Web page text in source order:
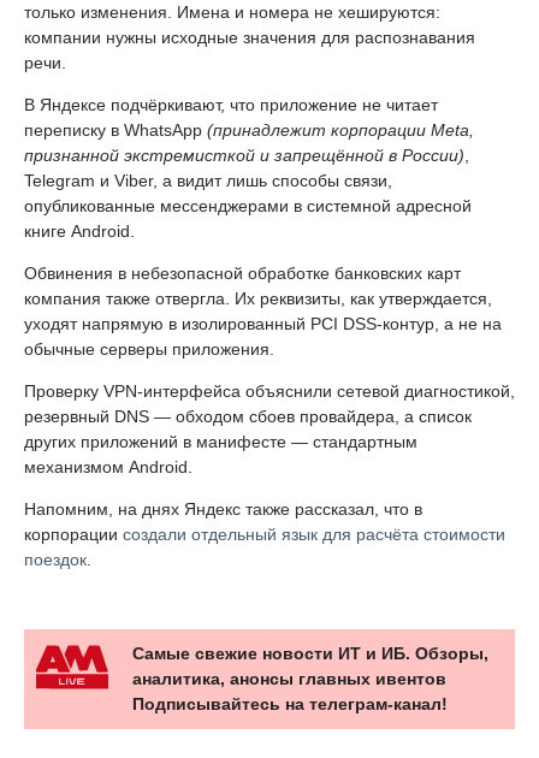
только изменения. Имена и номера не хешируются:
компании нужны исходные значения для распознавания
речи.
В Яндексе подчёркивают, что приложение не читает
переписку в WhatsApp (принадлежит корпорации Meta,
признанной экстремисткой и запрещённой в России)
Telegram и Viber, а видит лишь способы связи,
опубликованные мессенджерами в системной адресной
книге Android.
Обвинения в небезопасной обработке банковских карт
компания также отвергла. Их реквизиты, как утверждается,
уходят напрямую в изолированный PCI DSS-контур, а не на
обычные серверы приложения.
Проверку VPN-интерфейса объяснили сетевой диагностикой,
резервный DNS — обходом сбоев провайдера, а список
других приложений в манифесте — стандартным
механизмом Android.
Напомним, на днях Яндекс также рассказал, что в
корпорации создали отдельный язык для расчёта стоимости
поездок
Самые свежие новости ИТ и ИБ. Обзоры,
аналитика, анонсы главных ивентов
Подписывайтесь на телеграм-канал!